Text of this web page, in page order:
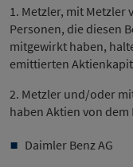
1. Metzler, mit
Personen, die diesen
mitgewirkt haben,
emittierten
2. Metzler und/oder
haben Aktien von
Daimler Benz AG